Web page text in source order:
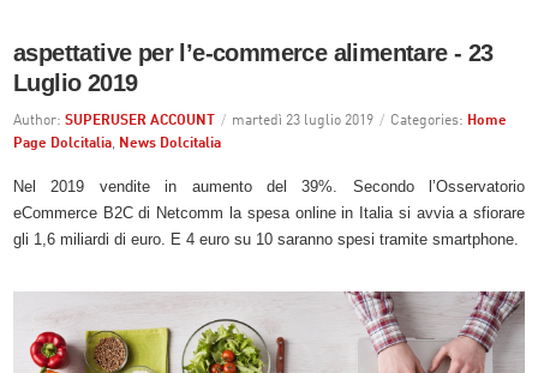
aspettative per l’e-commerce alimentare - 23
Luglio 2019
Author: SUPERUSER ACCOUNT / martedì 23 luglio 2019 / Categories: Home
Page Dolcitalia, News Dolcitalia
Nel 2019 vendite in aumento del 39%. Secondo l’Osservatorio
eCommerce B2C di Netcomm la spesa online in Italia si avvia a sfiorare
gli 1,6 miliardi di euro. E 4 euro su 10 saranno spesi tramite smartphone.